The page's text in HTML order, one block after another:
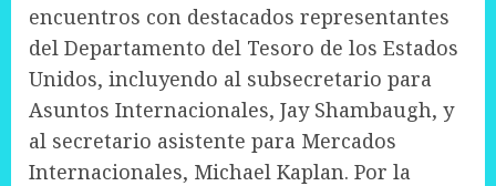
encuentros con destacados representantes
del Departamento del Tesoro de los Estados
Unidos, incluyendo al subsecretario para
Asuntos Internacionales, Jay Shambaugh, y
al secretario asistente para Mercados
Internacionales, Michael Kaplan. Por la